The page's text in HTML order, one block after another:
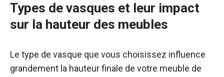
Types de vasques et leur impact
sur la hauteur des meubles
Le type de vasque que vous choisissez influence
grandement la hauteur finale de votre meuble de